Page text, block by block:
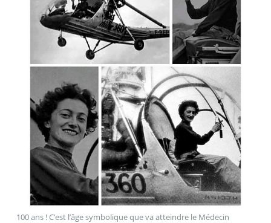
100 ans ! C’est l’âge symbolique que va atteindre le Médecin